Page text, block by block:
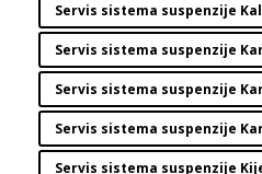
Servis sistema suspenzije
Servis sistema suspenzije
Servis sistema suspenzije
Servis sistema suspenzije
Servis sistema suspenzije